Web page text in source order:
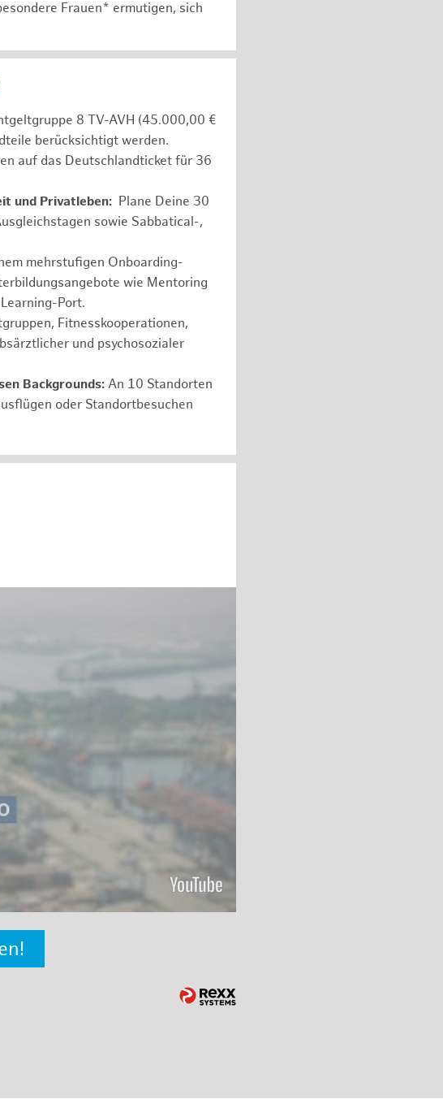
Frauen* ermutigen, sich
8 TV-AVH (45.000,00 €
berücksichtigt werden.
auf das Deutschlandticket für 36
und Privatleben: Plane Deine 30
sowie Sabbatical-,
mehrstufigen Onboarding-
wie Mentoring
Port.
Fitnesskooperationen,
und psychosozialer
Backgrounds: An 10 Standorten
oder Standortbesuchen